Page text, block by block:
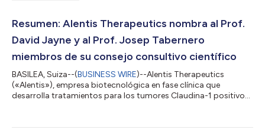
Resumen: Alentis Therapeutics nombra al Prof.
David Jayne y al Prof. Josep Tabernero
miembros de su consejo consultivo científico
BASILEA, Suiza--(BUSINESS WIRE)--Alentis Therapeutics
(«Alentis»), empresa biotecnológica en fase clínica que
desarrolla tratamientos para los tumores Claudina-1 positivos
autoinmunidad clínica de la Universidad de Cambridge, y del